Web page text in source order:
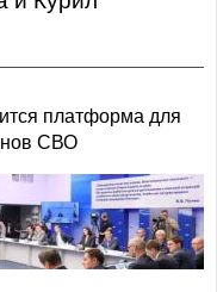
платформа для
СВО